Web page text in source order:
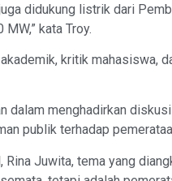
didukung listrik dari
kata Troy.
kritik mahasiswa,
dalam menghadirkan
publik terhadap
Juwita, tema yang